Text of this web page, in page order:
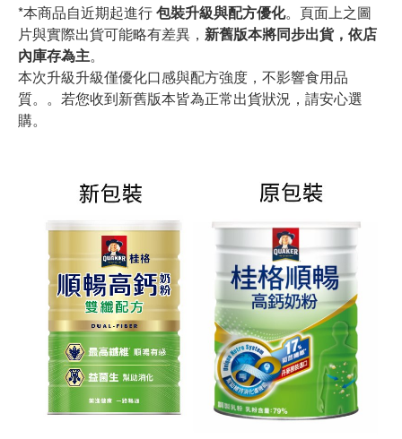
*本商品自近期起進行包裝升級與配方優化。頁面上之圖
片與實際出貨可能略有差異， 新舊版本將同步出貨，依店
內庫存為主。
本次升級升級僅優化口感與配方強度，不影響食用品
質。。若您收到新舊版本皆為正常出貨狀況，請安心選
購。